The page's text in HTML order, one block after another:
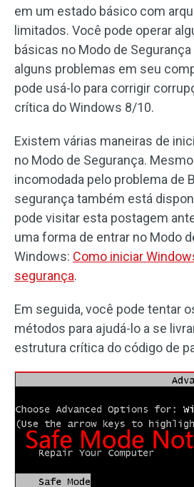
em um estado básico com
limitados. Você pode operar
básicas no Modo de
alguns problemas em seu
pode usá-lo para corrigir
crítica do Windows 8/10.
Existem várias maneiras de
no Modo de Segurança.
incomodada pelo problema de
segurança também está
pode visitar esta postagem
uma forma de entrar no Modo
Windows: Como iniciar
segurança.
Em seguida, você pode tentar
métodos para ajudá-lo a se
estrutura crítica do código de